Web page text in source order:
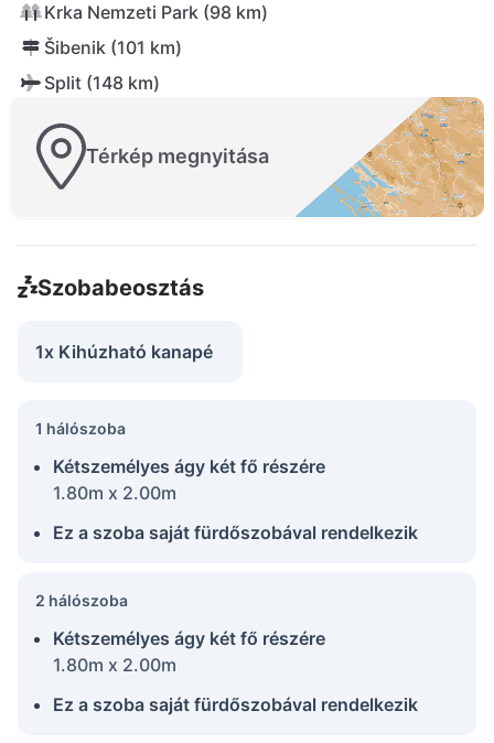
Krka Nemzeti Park (98 km)
Šibenik (101 km)
Split (148 km)
Térkép megnyitása
Szobabeosztás
1x Kihúzható kanapé
1 hálószoba
Kétszemélyes ágy két fő részére
1.80m x 2.00m
Ez a szoba saját fürdőszobával rendelkezik
2 hálószoba
Kétszemélyes ágy két fő részére
1.80m x 2.00m
Ez a szoba saját fürdőszobával rendelkezik